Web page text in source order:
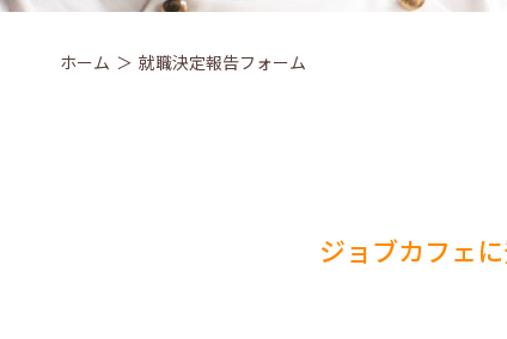
ホーム 就職決定報告フォーム
ジョブカフェに